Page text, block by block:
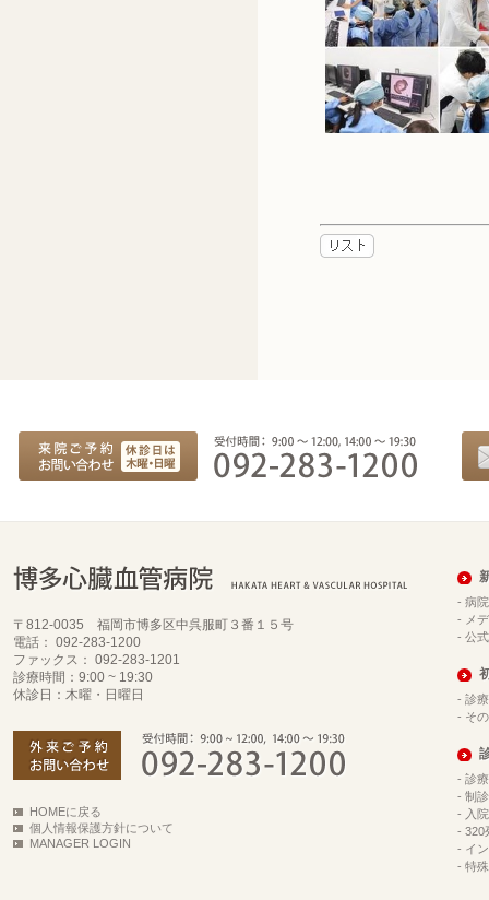
〒812-0035 福岡市博多区中呉服町３番１５号
電話： 092-283-1200
ファックス： 092-283-1201
診療時間：9:00 ~ 19:30
休診日：木曜・日曜日
HOMEに戻る
個人情報保護方針について
MANAGER LOGIN
- 病
- メ
- 公
- 診
- そ
- 診
- 制
- 入
- 320
- イ
- 特